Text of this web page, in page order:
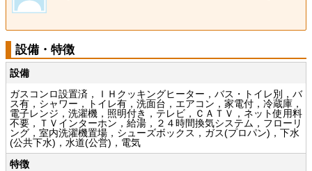
設備・特徴
設備
ガスコンロ設置済，ＩＨクッキングヒーター，バス・トイレ別，バ
ス有，シャワー，トイレ有，洗面台，エアコン，家電付，冷蔵庫，
電子レンジ，洗濯機，照明付き，テレビ，ＣＡＴＶ，ネット使用料
不要，ＴＶインターホン，給湯，２４時間換気システム，フローリ
ング，室内洗濯機置場，シューズボックス，ガス(プロパン)，下水
(公共下水)，水道(公営)，電気
特徴